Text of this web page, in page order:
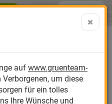
Anzucht
Nützlinge gegen
Biplantol
Gemüsegarten
Aktuelle Themen
Sparsets / Set-
IM WARENKORB
() Fertig
Search
auf www.gruenteam-
um diese
für ein tolles
Ihre Wünsche und